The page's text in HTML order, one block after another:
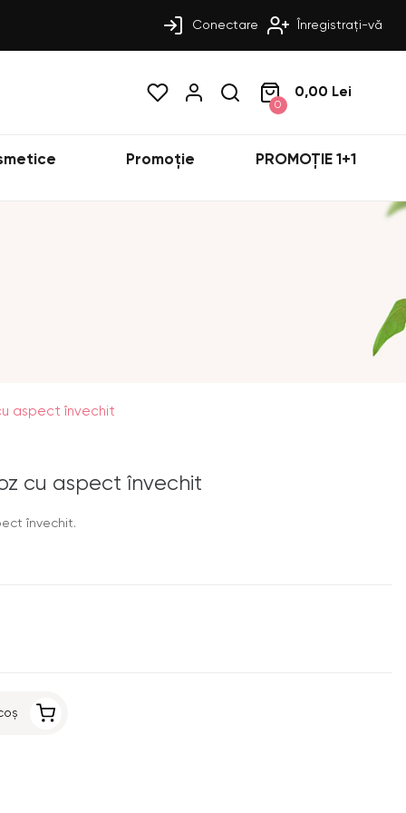
Conectare Înregistrați-vă
0
0,00 Lei
Promoție PROMOȚIE 1+1
aspect învechit
cu aspect învechit
învechit.